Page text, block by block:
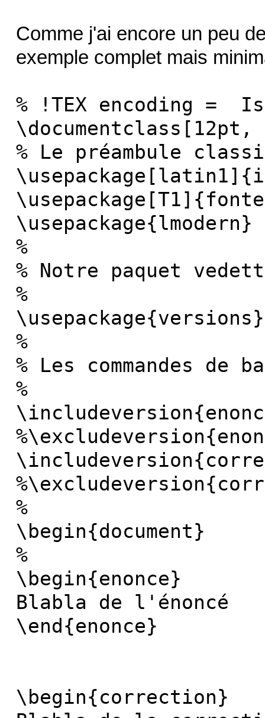
Comme j'ai encore un peu
exemple complet mais
% !TEX encoding =
% Le préambule
\usepackage{lmodern}
%
% Notre paquet
%
\usepackage{versions}
%
% Les commandes de
%
%
\begin{document}
%
\begin{enonce}
Blabla de l'énoncé
\end{enonce}
\begin{correction}